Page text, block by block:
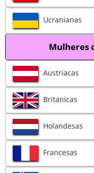
Ucranianas
Mulheres
Austriacas
Britanicas
Holandesas
Francesas